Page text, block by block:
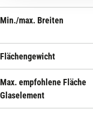
Min./max. Breiten
Flächengewicht
Max. empfohlene Fläche
Glaselement